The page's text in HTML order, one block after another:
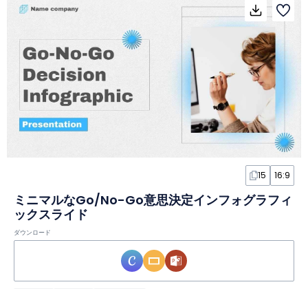
15 16:9
ミニマルなGo/No-Go意思決定インフォグラフィ
ックスライド
ダウンロード